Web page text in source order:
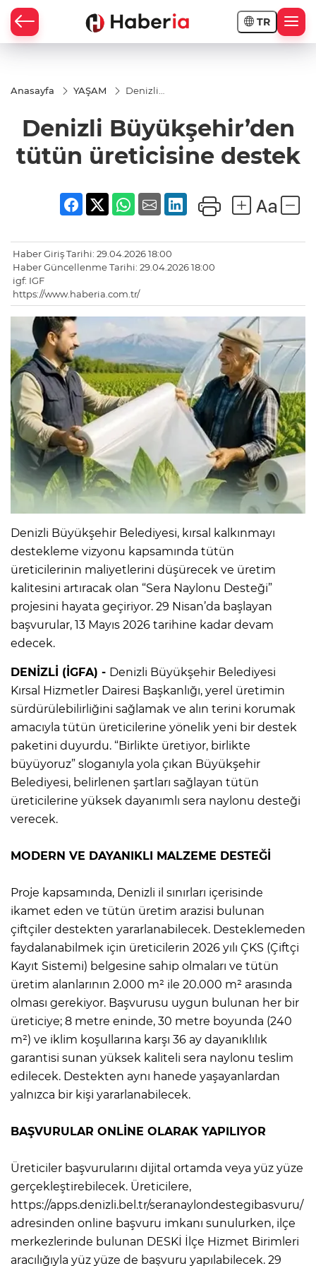
TR
Anasayfa YAŞAM
Denizli
üreticisine
destek
Denizli Büyükşehir’den
tütün üreticisine destek
Haber Giriş Tarihi: 29.04.2026 18:00
Haber Güncellenme Tarihi: 29.04.2026 18:00
igf: IGF
https://www.haberia.com.tr/
Denizli Büyükşehir Belediyesi, kırsal kalkınmayı
destekleme vizyonu kapsamında tütün
üreticilerinin maliyetlerini düşürecek ve üretim
kalitesini artıracak olan “Sera Naylonu Desteği”
projesini hayata geçiriyor. 29 Nisan’da başlayan
başvurular, 13 Mayıs 2026 tarihine kadar devam
edecek.
DENİZLİ (İGFA) - Denizli Büyükşehir Belediyesi
Kırsal Hizmetler Dairesi Başkanlığı, yerel üretimin
sürdürülebilirliğini sağlamak ve alın terini korumak
amacıyla tütün üreticilerine yönelik yeni bir destek
paketini duyurdu. “Birlikte üretiyor, birlikte
büyüyoruz” sloganıyla yola çıkan Büyükşehir
Belediyesi, belirlenen şartları sağlayan tütün
üreticilerine yüksek dayanımlı sera naylonu desteği
verecek.
MODERN VE DAYANIKLI MALZEME DESTEĞİ
Proje kapsamında, Denizli il sınırları içerisinde
ikamet eden ve tütün üretim arazisi bulunan
çiftçiler destekten yararlanabilecek. Desteklemeden
faydalanabilmek için üreticilerin 2026 yılı ÇKS (Çiftçi
Kayıt Sistemi) belgesine sahip olmaları ve tütün
üretim alanlarının 2.000 m² ile 20.000 m² arasında
olması gerekiyor. Başvurusu uygun bulunan her bir
üreticiye; 8 metre eninde, 30 metre boyunda (240
m²) ve iklim koşullarına karşı 36 ay dayanıklılık
garantisi sunan yüksek kaliteli sera naylonu teslim
edilecek. Destekten aynı hanede yaşayanlardan
yalnızca bir kişi yararlanabilecek.
BAŞVURULAR ONLİNE OLARAK YAPILIYOR
Üreticiler başvurularını dijital ortamda veya yüz yüze
gerçekleştirebilecek. Üreticilere,
https://apps.denizli.bel.tr/seranaylondestegibasvuru/
adresinden online başvuru imkanı sunulurken, ilçe
merkezlerinde bulunan DESKİ İlçe Hizmet Birimleri
aracılığıyla yüz yüze de başvuru yapılabilecek. 29